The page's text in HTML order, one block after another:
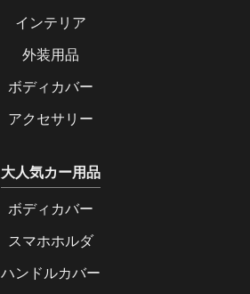
インテリア
外装用品
ボディカバー
アクセサリー
大人気カー用品
ボディカバー
スマホホルダ
ハンドルカバー